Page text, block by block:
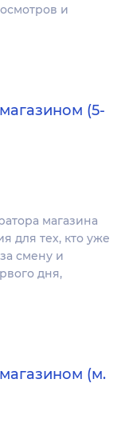
и
(5-
магазина
для тех, кто уже
смену и
дня,
(м.